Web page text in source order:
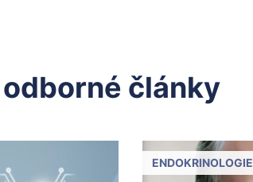
články
ENDOKRINOLOGIE